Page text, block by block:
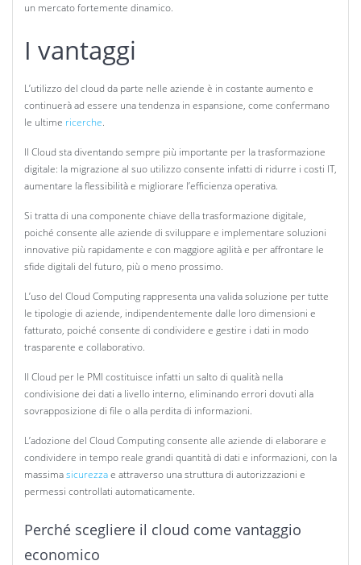
un mercato fortemente dinamico.
I vantaggi
L’utilizzo del cloud da parte nelle aziende è in costante aumento e
continuerà ad essere una tendenza in espansione, come confermano
le ultime ricerche.
Il Cloud sta diventando sempre più importante per la trasformazione
digitale: la migrazione al suo utilizzo consente infatti di ridurre i costi IT,
aumentare la flessibilità e migliorare l’efficienza operativa.
Si tratta di una componente chiave della trasformazione digitale,
poiché consente alle aziende di sviluppare e implementare soluzioni
innovative più rapidamente e con maggiore agilità e per affrontare le
sfide digitali del futuro, più o meno prossimo.
L’uso del Cloud Computing rappresenta una valida soluzione per tutte
le tipologie di aziende, indipendentemente dalle loro dimensioni e
fatturato, poiché consente di condividere e gestire i dati in modo
trasparente e collaborativo.
Il Cloud per le PMI costituisce infatti un salto di qualità nella
condivisione dei dati a livello interno, eliminando errori dovuti alla
sovrapposizione di file o alla perdita di informazioni.
L’adozione del Cloud Computing consente alle aziende di elaborare e
condividere in tempo reale grandi quantità di dati e informazioni, con la
massimasicurezzae attraverso una struttura di autorizzazioni e
permessi controllati automaticamente.
Perché scegliere il cloud come vantaggio
economico